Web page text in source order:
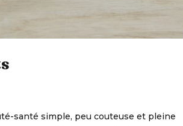
santé simple, peu couteuse et pleine